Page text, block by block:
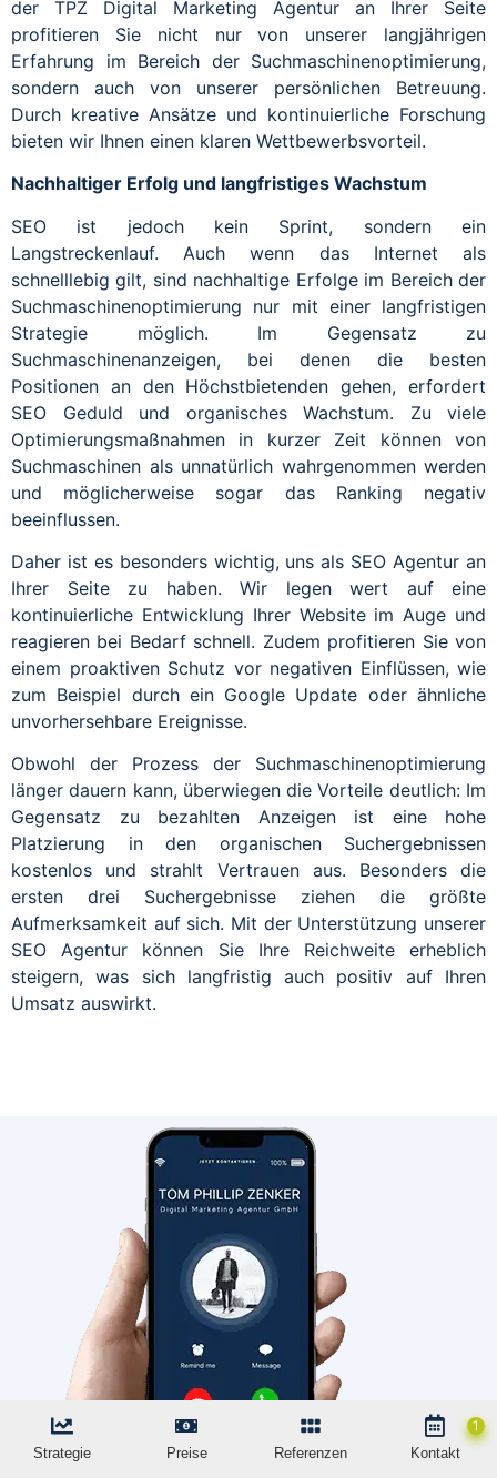
der TPZ Digital Marketing Agentur an Ihrer Seite
profitieren Sie nicht nur von unserer langjährigen
Erfahrung im Bereich der Suchmaschinenoptimierung,
sondern auch von unserer persönlichen Betreuung.
Durch kreative Ansätze und kontinuierliche Forschung
bieten wir Ihnen einen klaren Wettbewerbsvorteil.
Nachhaltiger Erfolg und langfristiges Wachstum
SEO ist jedoch kein Sprint, sondern ein
Langstreckenlauf. Auch wenn das Internet als
schnelllebig gilt, sind nachhaltige Erfolge im Bereich der
Suchmaschinenoptimierung nur mit einer langfristigen
Strategie möglich. Im Gegensatz zu
Suchmaschinenanzeigen, bei denen die besten
Positionen an den Höchstbietenden gehen, erfordert
SEO Geduld und organisches Wachstum. Zu viele
Optimierungsmaßnahmen in kurzer Zeit können von
Suchmaschinen als unnatürlich wahrgenommen werden
und möglicherweise sogar das Ranking negativ
beeinflussen.
Daher ist es besonders wichtig, uns als SEO Agentur an
Ihrer Seite zu haben. Wir legen wert auf eine
kontinuierliche Entwicklung Ihrer Website im Auge und
reagieren bei Bedarf schnell. Zudem profitieren Sie von
einem proaktiven Schutz vor negativen Einflüssen, wie
zum Beispiel durch ein Google Update oder ähnliche
unvorhersehbare Ereignisse.
Obwohl der Prozess der Suchmaschinenoptimierung
länger dauern kann, überwiegen die Vorteile deutlich: Im
Gegensatz zu bezahlten Anzeigen ist eine hohe
Platzierung in den organischen Suchergebnissen
kostenlos und strahlt Vertrauen aus. Besonders die
ersten drei Suchergebnisse ziehen die größte
Aufmerksamkeit auf sich. Mit der Unterstützung unserer
SEO Agentur können Sie Ihre Reichweite erheblich
steigern, was sich langfristig auch positiv auf Ihren
Umsatz auswirkt.
Strategie Preise Referenzen Kontakt